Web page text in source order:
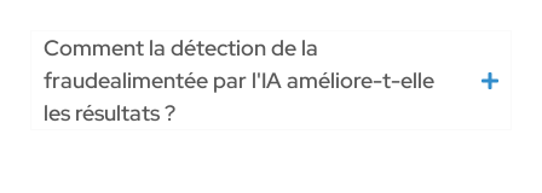
Comment la détection de la
fraudealimentée par l'IA améliore-t-elle
les résultats ?